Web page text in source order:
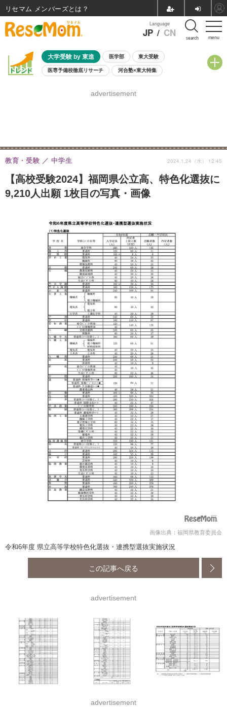
menu
Language
JP / CN search
大学受験 by 東進 医学部 東大受験
医専予備校徹底リサーチ 河合塾×東大特集
8月開催学校説明会・相談会
advertisement
【高校受験2024】福岡県公立高、特色化選抜に
9,210人出願 1枚目の写真・画像
教育・受験 中学生 2024.1.24（水） 12:45
画像出典：福岡県教育委員会
令和6年度 県立高等学校特色化選抜・連携型選抜実施状況
この記事へ戻る
advertisement
advertisement
リセマム メンバーズ